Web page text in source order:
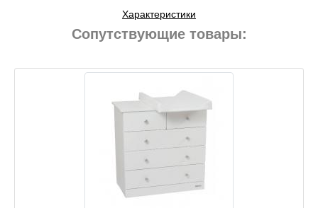
Характеристики
Сопутствующие товары: